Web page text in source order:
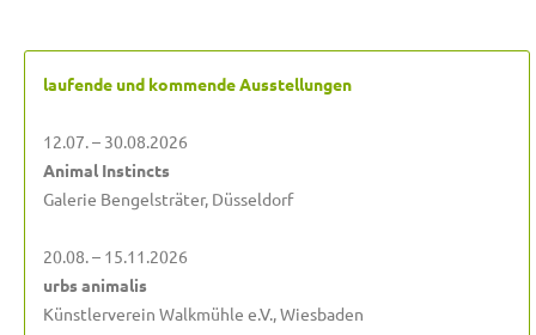
laufende und kommende Ausstellungen
12.07. – 30.08.2026
Animal Instincts
Galerie Bengelsträter, Düsseldorf
20.08. – 15.11.2026
urbs animalis
Künstlerverein Walkmühle e.V., Wiesbaden